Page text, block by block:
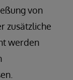
von
zusätzliche
werden